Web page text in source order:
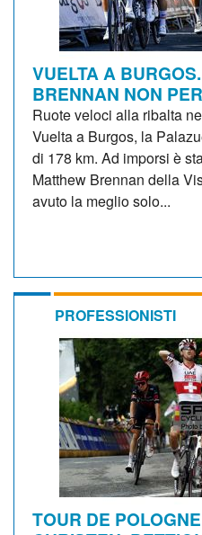
VUELTA A
BRENNAN NON
Ruote veloci alla ribalta
Vuelta a Burgos, la
di 178 km. Ad imporsi è
Matthew Brennan della
avuto la meglio solo...
PROFESSIONISTI
TOUR DE